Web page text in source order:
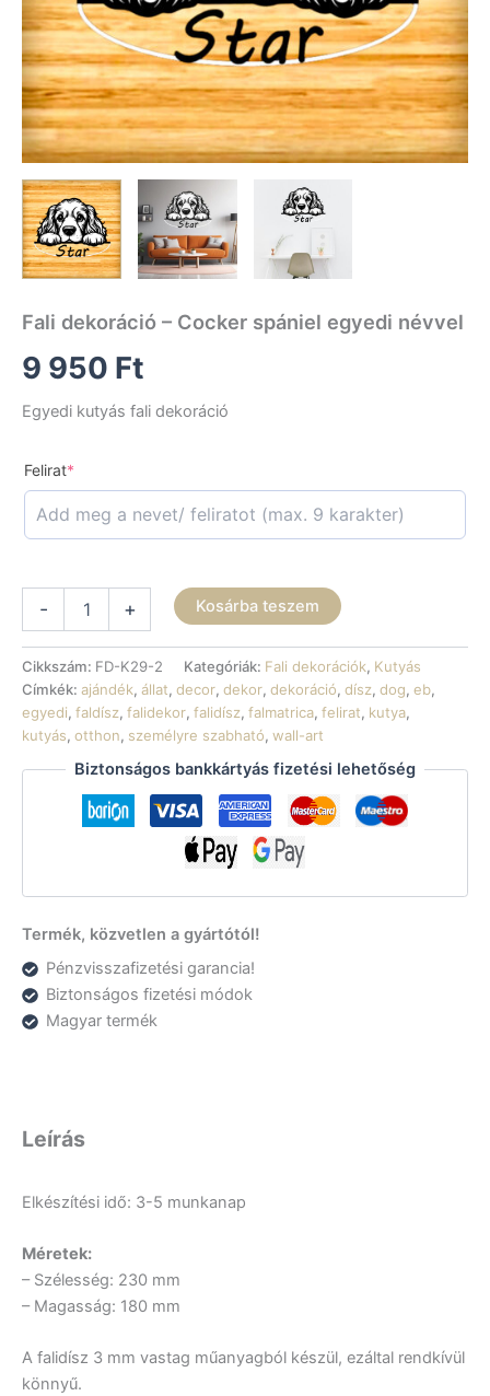
Fali dekoráció – Cocker spániel egyedi névvel
9 950 Ft
Egyedi kutyás fali dekoráció
Felirat*
-
dekoráció
Cocker
spániel
egyedi
névvel
mennyiség
+ Kosárba teszem
Cikkszám: FD-K29-2 Kategóriák: Fali dekorációk, Kutyás
Címkék: ajándék, állat, decor, dekor, dekoráció, dísz, dog, eb,
egyedi, faldísz, falidekor, falidísz, falmatrica, felirat, kutya,
kutyás, otthon, személyre szabható, wall-art
Biztonságos bankkártyás fizetési lehetőség
Termék, közvetlen a gyártótól!
Pénzvisszafizetési garancia!
Biztonságos fizetési módok
Magyar termék
Leírás
Elkészítési idő: 3-5 munkanap
Méretek:
– Szélesség: 230 mm
– Magasság: 180 mm
A falidísz 3 mm vastag műanyagból készül, ezáltal rendkívül
könnyű.